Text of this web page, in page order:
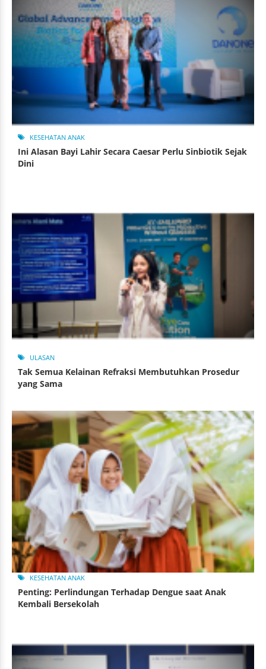
KESEHATAN ANAK
Ini Alasan Bayi Lahir Secara Caesar Perlu Sinbiotik Sejak
Dini
ULASAN
Tak Semua Kelainan Refraksi Membutuhkan Prosedur
yang Sama
KESEHATAN ANAK
Penting: Perlindungan Terhadap Dengue saat Anak
Kembali Bersekolah